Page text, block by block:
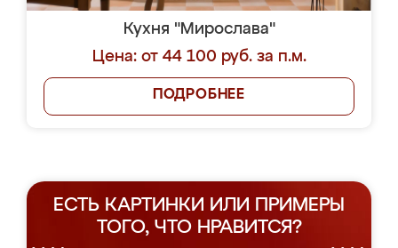
Кухня "Мирослава"
Цена: от 44 100 руб. за п.м.
ПОДРОБНЕЕ
ЕСТЬ КАРТИНКИ ИЛИ ПРИМЕРЫ
ТОГО, ЧТО НРАВИТСЯ?